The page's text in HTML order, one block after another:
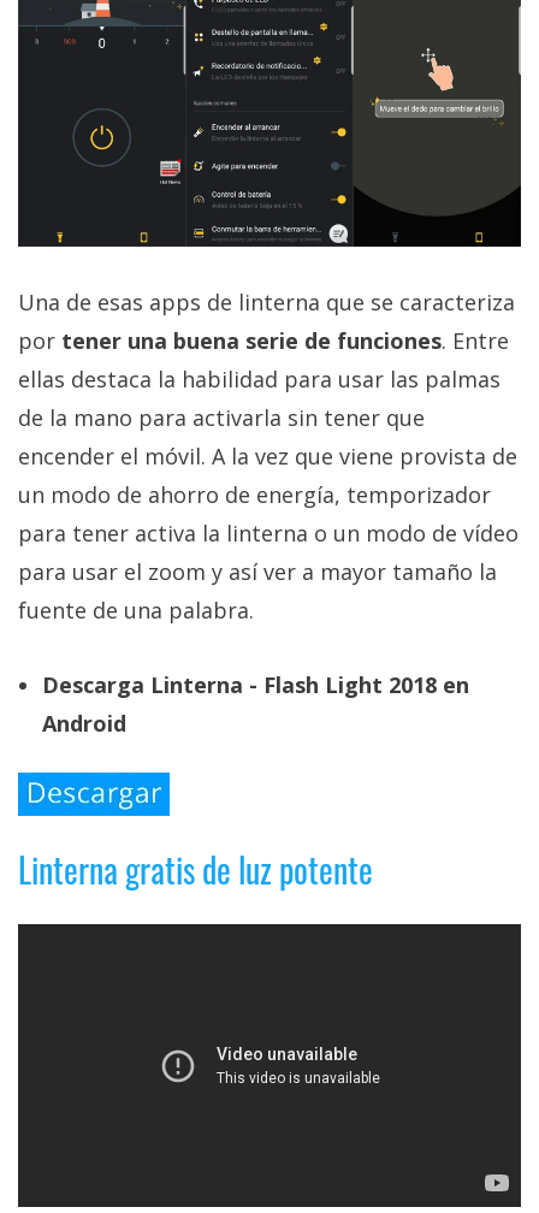
privacidad
/
Legal
El medio de
encontrarás
noticias sobre
tecnología,
móviles,
ordenadores,
apps,
informática,
videojuegos,
comparativas,
trucos y
tutoriales.
El Grupo
Informático
(CC) 2006-
2026.Algunos
Una de esas apps de linterna que se caracteriza
por tener una buena serie de funciones. Entre
ellas destaca la habilidad para usar las palmas
de la mano para activarla sin tener que
encender el móvil. A la vez que viene provista de
un modo de ahorro de energía, temporizador
para tener activa la linterna o un modo de vídeo
para usar el zoom y así ver a mayor tamaño la
fuente de una palabra.
Descarga Linterna - Flash Light 2018 en
Android
Linterna gratis de luz potente